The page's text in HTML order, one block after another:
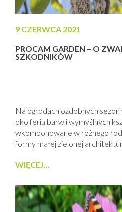
9 CZERWCA 2021
PROCAM GARDEN – O
SZKODNIKÓW
Na ogrodach ozdobnych
oko ferią barw i wymyślnych
wkomponowane w różnego
formy małej zielonej
gospodarczych. Część roślin na
błyszczące w słońcu
różnokolorowymi kwiatami od...
WIĘCEJ...